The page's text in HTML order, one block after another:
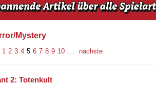
Mystery
1 2 3 4 5 6 7 8 9 10 nächste
2: Totenkult